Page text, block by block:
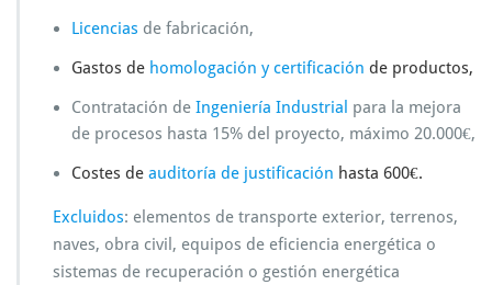
Licencias de fabricación,
Gastos de homologación y certificación de productos,
Contratación de Ingeniería Industrial para la mejora
de procesos hasta 15% del proyecto, máximo 20.000€,
Costes de auditoría de justificación hasta 600€.
Excluidos: elementos de transporte exterior, terrenos,
naves, obra civil, equipos de eficiencia energética o
sistemas de recuperación o gestión energética